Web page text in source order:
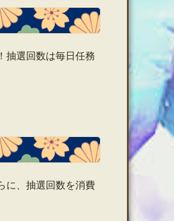
抽選回数は毎日任務
に、抽選回数を消費